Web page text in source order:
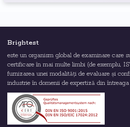
Brightest
este un organism global de examinare care
certificare în mai multe limbi (de exemplu,
furnizarea unei modalități de evaluare și
industrie în domenii de expertiză din